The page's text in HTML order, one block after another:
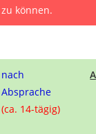
zu können.
nach
Absprache
(ca. 14-tägig)